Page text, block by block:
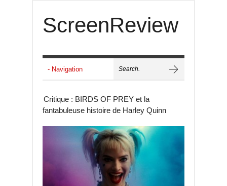
ScreenReview
Critique : BIRDS OF PREY et la
fantabuleuse histoire de Harley Quinn